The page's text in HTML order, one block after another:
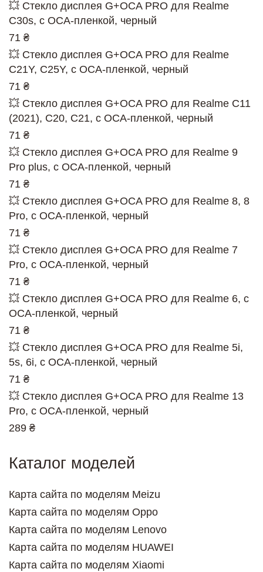
💥 Стекло дисплея G+OCA PRO для Realme
C30s, с ОСА-пленкой, черный
71 ₴
💥 Стекло дисплея G+OCA PRO для Realme
C21Y, C25Y, с ОСА-пленкой, черный
71 ₴
💥 Стекло дисплея G+OCA PRO для Realme C11
(2021), C20, C21, с ОСА-пленкой, черный
71 ₴
💥 Стекло дисплея G+OCA PRO для Realme 9
Pro plus, с ОСА-пленкой, черный
71 ₴
💥 Стекло дисплея G+OCA PRO для Realme 8, 8
Pro, с ОСА-пленкой, черный
71 ₴
💥 Стекло дисплея G+OCA PRO для Realme 7
Pro, с ОСА-пленкой, черный
71 ₴
💥 Стекло дисплея G+OCA PRO для Realme 6, с
ОСА-пленкой, черный
71 ₴
💥 Стекло дисплея G+OCA PRO для Realme 5i,
5s, 6i, с ОСА-пленкой, черный
71 ₴
💥 Стекло дисплея G+OCA PRO для Realme 13
Pro, с ОСА-пленкой, черный
289 ₴
Каталог моделей
Карта сайта по моделям Meizu
Карта сайта по моделям Oppo
Карта сайта по моделям Lenovo
Карта сайта по моделям HUAWEI
Карта сайта по моделям Xiaomi